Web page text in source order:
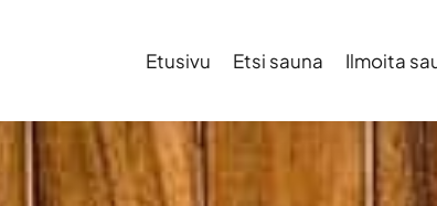
Etusivu Etsi sauna Ilmoita